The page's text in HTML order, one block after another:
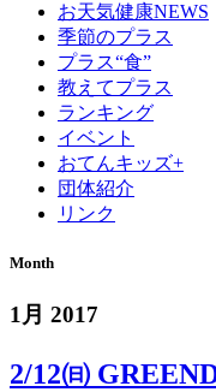
お天気健康NEWS
季節のプラス
プラス“食”
教えてプラス
ランキング
イベント
おてんキッズ+
団体紹介
リンク
Month
1月 2017
2/12㈰